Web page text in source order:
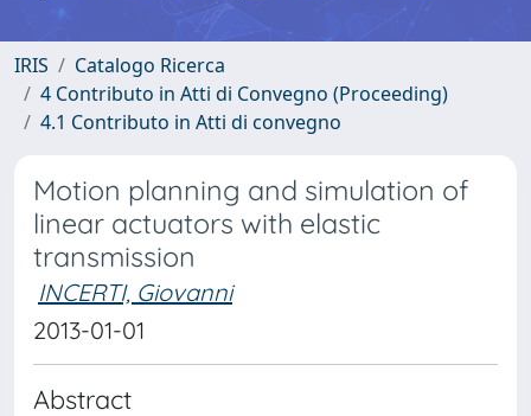
IRIS
Catalogo Ricerca
4 Contributo in Atti di Convegno (Proceeding)
4.1 Contributo in Atti di convegno
Motion planning and simulation of
linear actuators with elastic
transmission
INCERTI, Giovanni
2013-01-01
Abstract